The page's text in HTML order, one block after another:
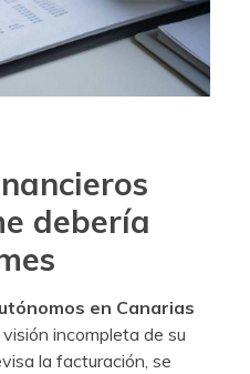
debería
en Canarias
incompleta de su
la facturación, se